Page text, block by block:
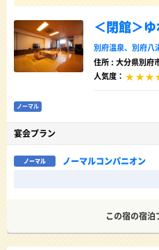
＜閉館＞
別府温泉、 別府八
住所 : 大分県別府
人気度：
ノーマル
宴会プラン
ノーマル
ノーマルコンパニオン
この宿の宿泊